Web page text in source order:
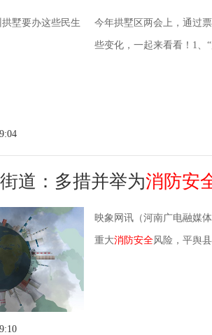
今年拱墅区两会上，通过
些变化，一起来看看！1、
道：多措并举为消防安
映象网讯（河南广电融媒
重大消防安全 风险，平舆